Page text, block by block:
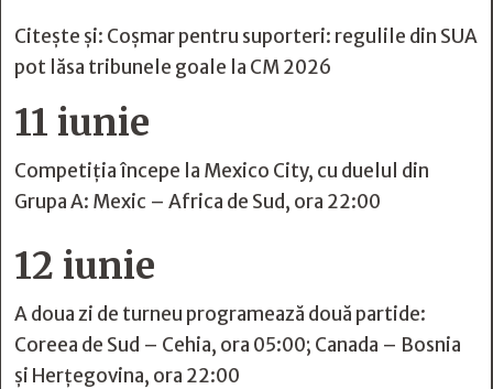
Citește și: Coșmar pentru suporteri: regulile din SUA
pot lăsa tribunele goale la CM 2026
11 iunie
Competiția începe la Mexico City, cu duelul din
Grupa A: Mexic – Africa de Sud, ora 22:00
12 iunie
A doua zi de turneu programează două partide:
Coreea de Sud – Cehia, ora 05:00; Canada – Bosnia
și Herțegovina, ora 22:00